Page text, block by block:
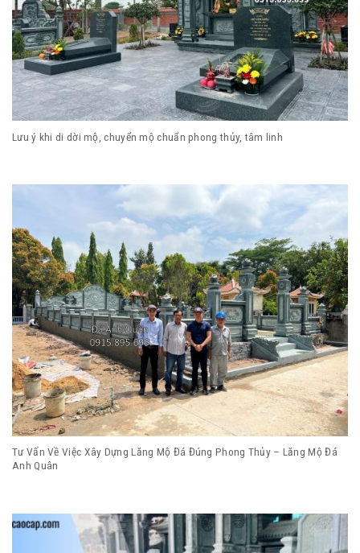
Lưu ý khi di dời mộ, chuyển mộ chuẩn phong thủy, tâm linh
Tư Vấn Về Việc Xây Dựng Lăng Mộ Đá Đúng Phong Thủy – Lăng Mộ Đá
Anh Quân